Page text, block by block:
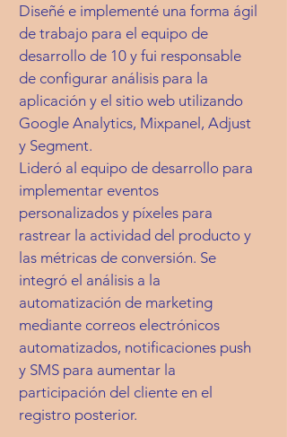
Diseñé e implementé una forma ágil
de trabajo para el equipo de
desarrollo de 10 y fui responsable
de configurar análisis para la
aplicación y el sitio web utilizando
Google Analytics, Mixpanel, Adjust
y Segment.
Lideró al equipo de desarrollo para
implementar eventos
personalizados y píxeles para
rastrear la actividad del producto y
las métricas de conversión. Se
integró el análisis a la
automatización de marketing
mediante correos electrónicos
automatizados, notificaciones push
y SMS para aumentar la
participación del cliente en el
registro posterior.